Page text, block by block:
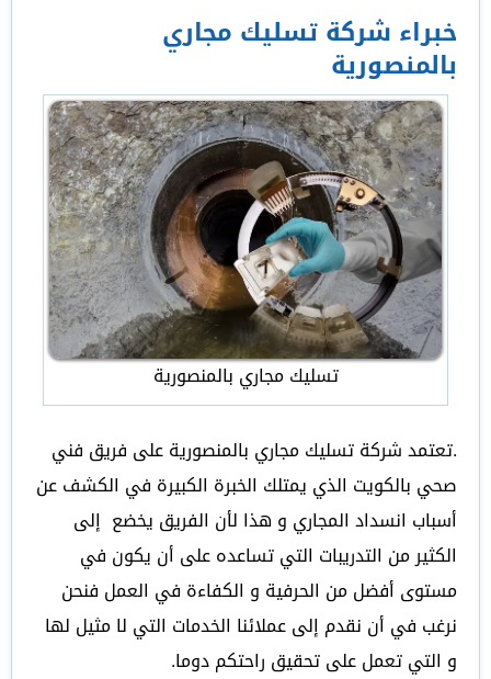
خبراء شركة تسليك مجاري
بالمنصورية
تسليك مجاري بالمنصورية
.تعتمد شركة تسليك مجاري بالمنصورية على فريق فني
صحي بالكويت الذي يمتلك الخبرة الكبيرة في الكشف عن
أسباب انسداد المجاري و هذا لأن الفريق يخضع إلى
الكثير من التدريبات التي تساعده على أن يكون في
مستوى أفضل من الحرفية و الكفاءة في العمل فنحن
نرغب في أن نقدم إلى عملائنا الخدمات التي لا مثيل لها
و التي تعمل على تحقيق راحتكم دوما.